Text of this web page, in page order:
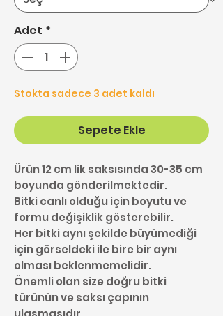
Adet *
Stokta sadece 3 adet kaldı
Sepete Ekle
Ürün 12 cm lik saksısında 30-35 cm
boyunda gönderilmektedir.
Bitki canlı olduğu için boyutu ve
formu değişiklik gösterebilir.
Her bitki aynı şekilde büyümediği
için görseldeki ile bire bir aynı
olması beklenmemelidir.
Önemli olan size doğru bitki
türünün ve saksı çapının